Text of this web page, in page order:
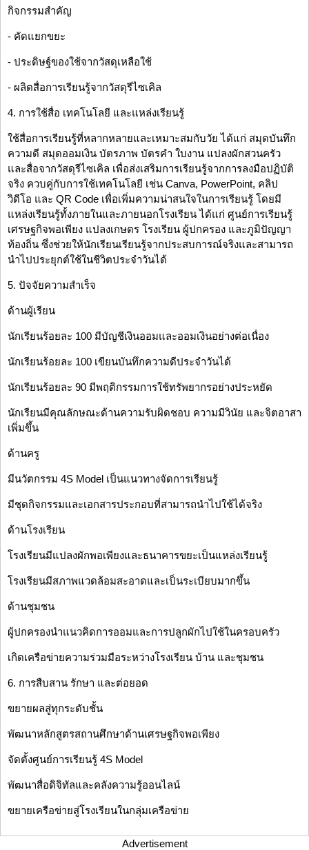
กิจกรรมสำคัญ
- คัดแยกขยะ
- ประดิษฐ์ของใช้จากวัสดุเหลือใช้
- ผลิตสื่อการเรียนรู้จากวัสดุรีไซเคิล
4. การใช้สื่อ เทคโนโลยี และแหล่งเรียนรู้
ใช้สื่อการเรียนรู้ที่หลากหลายและเหมาะสมกับวัย ได้แก่ สมุดบันทึก
ความดี สมุดออมเงิน บัตรภาพ บัตรคำ ใบงาน แปลงผักสวนครัว
และสื่อจากวัสดุรีไซเคิล เพื่อส่งเสริมการเรียนรู้จากการลงมือปฏิบัติ
จริง ควบคู่กับการใช้เทคโนโลยี เช่น Canva, PowerPoint, คลิป
วิดีโอ และ QR Code เพื่อเพิ่มความน่าสนใจในการเรียนรู้ โดยมี
แหล่งเรียนรู้ทั้งภายในและภายนอกโรงเรียน ได้แก่ ศูนย์การเรียนรู้
เศรษฐกิจพอเพียง แปลงเกษตร โรงเรียน ผู้ปกครอง และภูมิปัญญา
ท้องถิ่น ซึ่งช่วยให้นักเรียนเรียนรู้จากประสบการณ์จริงและสามารถ
นำไปประยุกต์ใช้ในชีวิตประจำวันได้
5. ปัจจัยความสำเร็จ
ด้านผู้เรียน
นักเรียนร้อยละ 100 มีบัญชีเงินออมและออมเงินอย่างต่อเนื่อง
นักเรียนร้อยละ 100 เขียนบันทึกความดีประจำวันได้
นักเรียนร้อยละ 90 มีพฤติกรรมการใช้ทรัพยากรอย่างประหยัด
นักเรียนมีคุณลักษณะด้านความรับผิดชอบ ความมีวินัย และจิตอาสา
เพิ่มขึ้น
ด้านครู
มีนวัตกรรม 4S Model เป็นแนวทางจัดการเรียนรู้
มีชุดกิจกรรมและเอกสารประกอบที่สามารถนำไปใช้ได้จริง
ด้านโรงเรียน
โรงเรียนมีแปลงผักพอเพียงและธนาคารขยะเป็นแหล่งเรียนรู้
โรงเรียนมีสภาพแวดล้อมสะอาดและเป็นระเบียบมากขึ้น
ด้านชุมชน
ผู้ปกครองนำแนวคิดการออมและการปลูกผักไปใช้ในครอบครัว
เกิดเครือข่ายความร่วมมือระหว่างโรงเรียน บ้าน และชุมชน
6. การสืบสาน รักษา และต่อยอด
ขยายผลสู่ทุกระดับชั้น
พัฒนาหลักสูตรสถานศึกษาด้านเศรษฐกิจพอเพียง
จัดตั้งศูนย์การเรียนรู้ 4S Model
พัฒนาสื่อดิจิทัลและคลังความรู้ออนไลน์
ขยายเครือข่ายสู่โรงเรียนในกลุ่มเครือข่าย
Advertisement